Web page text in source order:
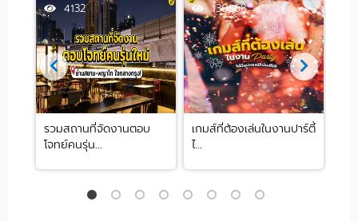
4132
รวมสถานที่จัดงานตอบ
โจทย์คนรุ่น...
130568
เกมส์ที่ต้องเล่นในงานปาร์ตี้
ไ...